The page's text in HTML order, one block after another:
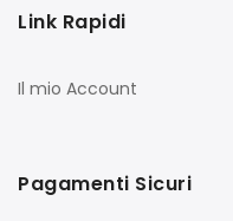
Link Rapidi
Il mio Account
Pagamenti Sicuri